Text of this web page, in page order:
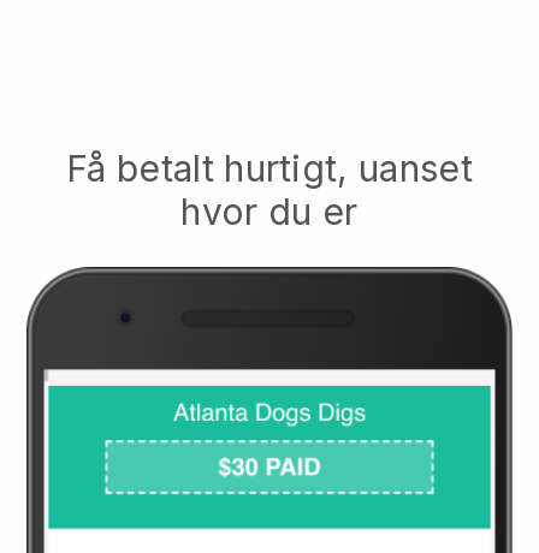
Få betalt hurtigt, uanset
hvor du er